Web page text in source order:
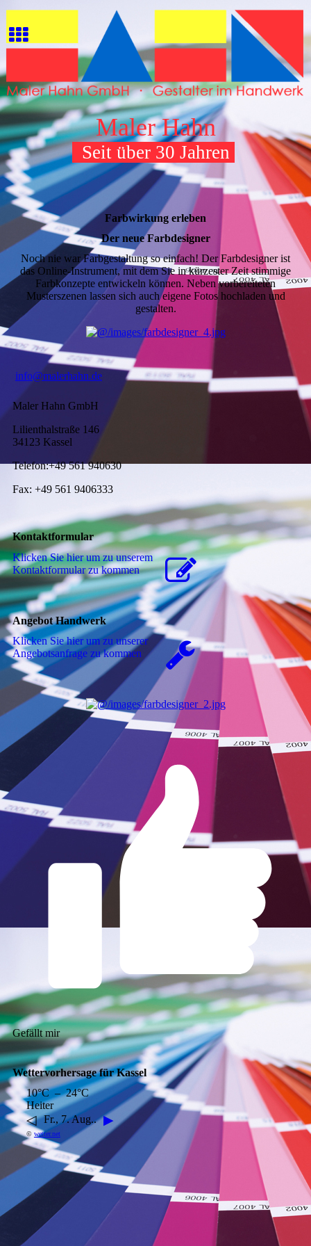
Maler Hahn
Seit über 30 Jahren
Farbwirkung erleben
Der neue Farbdesigner
Noch nie war Farbgestaltung so einfach! Der Farbdesigner ist
das Online-Instrument, mit dem Sie in kürzester Zeit stimmige
Farbkonzepte entwickeln können. Neben vorbereiteten
Musterszenen lassen sich auch eigene Fotos hochladen und
gestalten.
info@malerhahn.de
Maler Hahn GmbH
Lilienthalstraße 146
34123 Kassel
Telefon:+49 561 940630
Fax: +49 561 9406333
Kontaktformular
Klicken Sie hier um zu unserem
Kon­takt­for­mu­lar zu kommen
Angebot Handwerk
Klicken Sie hier um zu unserer
An­ge­bots­an­fra­ge zu kommen
Gefällt mir
Wettervorhersage für Kassel
10°C – 24°C
Heiter
◁ Fr., 7. Aug.. ▶
© wetter.net